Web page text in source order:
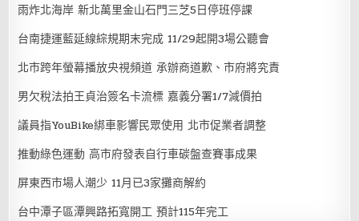
雨炸北海岸 新北萬里金山石門三芝5日停班停課
台南捷運藍延線綜規期末完成 11/29起開3場公聽會
北市跨年螢幕播放央視頻道 承辦商道歉、市府將究責
男欠稅法拍王貞治簽名卡流標 嘉義分署1/7減價拍
議員指YouBike綁車影響民眾使用 北市促業者調整
推動綠色運動 高市府發表自行車碳盤查賽事成果
屏東西市場人潮少 11月已3家攤商解約
台中潭子區潭興路拓寬開工 預計115年完工